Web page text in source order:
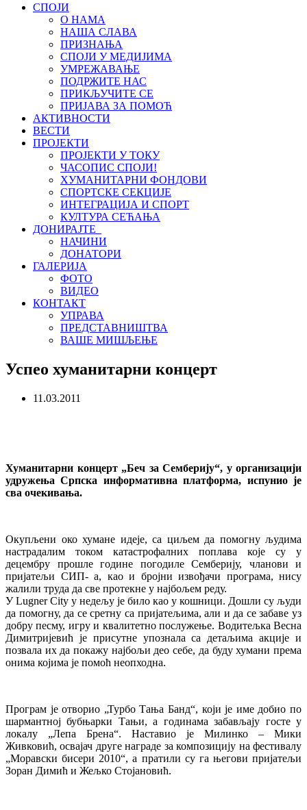
СПОЈИ
О НАМА
НАША СЛАВА
ПРИЗНАЊА
СПОЈИ У МЕДИЈИМА
УМРЕЖАВАЊЕ
ПОДРЖИТЕ НАС
ПРИКЉУЧИТЕ СЕ
ПРИЈАВА ЗА ПОМОЋ
АКТИВНОСТИ
ВЕСТИ
ПРОЈЕКТИ
ПРОЈЕКТИ У ТОКУ
ЧАСОПИС СПОЈИ!
ХУМАНИТАРНИ ФОНДОВИ
СПОРТСКЕ СЕКЦИЈЕ
ИНТЕГРАЦИЈА И СПОРТ
КУЛТУРА СЕЋАЊА
ДОНИРАЈТЕ
НАЧИНИ
ДОНАТОРИ
ГАЛЕРИЈА
ФОТО
ВИДЕО
КОНТАКТ
УПРАВА
ПРЕДСТАВНИШТВА
ВАШЕ МИШЉЕЊЕ
Успео хуманитарни концерт
11.03.2011
Хуманитарни концерт „Беч за Семберију“, у организацији
удружења Српска информативна платформа, испунио је
сва очекивања.
Окупљени око хумане идеје, са циљем да помогну људима
настрадалим током катастрофалних поплава које су у
децембру прошле године погодиле Семберију, чланови и
пријатељи СИП- а, као и бројни извођачи програма, нису
жалили труда да све протекне у најбољем реду.
У Lugner City у недељу је било као у кошници. Дошли су људи
да помогну, да се сретну са пријатељима, али и да се забаве уз
добру песму, игру и квалитетно послужење. Водитељка Весна
Димитријевић је присутне упознала са детаљима акције и
позвала их да покажу најбољи део себе, да буду хумани према
онима којима је помоћ неопходна.
Програм је отворио „Турбо Тања Банд“, који је име добио по
шармантној бубњарки Тањи, а годинама забављају госте у
локалу „Лепа Брена“. Наставио је Милинко – Мики
Живковић, освајач друге награде за композицију на фестивалу
„Моравски бисери 2010“, а пратили су га његови пријатељи
Зоран Димић и Жељко Стојановић.